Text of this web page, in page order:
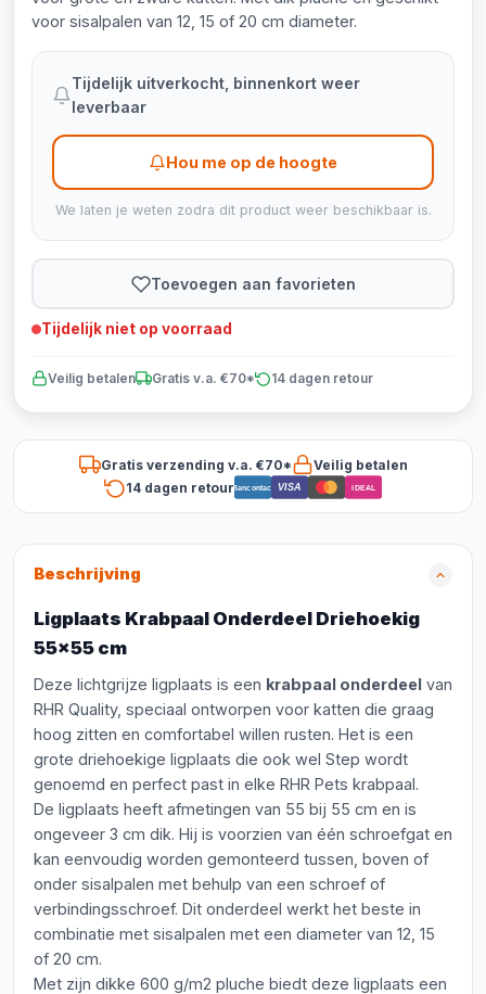
voor sisalpalen van 12, 15 of 20 cm diameter.
Tijdelijk uitverkocht, binnenkort weer
leverbaar
Hou me op de hoogte
We laten je weten zodra dit product weer beschikbaar is.
Toevoegen aan favorieten
Tijdelijk niet op voorraad
Veilig betalen Gratis v.a. €70* 14 dagen retour
Gratis verzending v.a. €70*
Veilig betalen
14 dagen retourBancontact VISA iDEAL
Beschrijving
Ligplaats Krabpaal Onderdeel Driehoekig
55x55 cm
Deze lichtgrijze ligplaats is een krabpaal onderdeel van
RHR Quality, speciaal ontworpen voor katten die graag
hoog zitten en comfortabel willen rusten. Het is een
grote driehoekige ligplaats die ook wel Step wordt
genoemd en perfect past in elke RHR Pets krabpaal.
De ligplaats heeft afmetingen van 55 bij 55 cm en is
ongeveer 3 cm dik. Hij is voorzien van één schroefgat en
kan eenvoudig worden gemonteerd tussen, boven of
onder sisalpalen met behulp van een schroef of
verbindingsschroef. Dit onderdeel werkt het beste in
combinatie met sisalpalen met een diameter van 12, 15
of 20 cm.
Met zijn dikke 600 g/m2 pluche biedt deze ligplaats een